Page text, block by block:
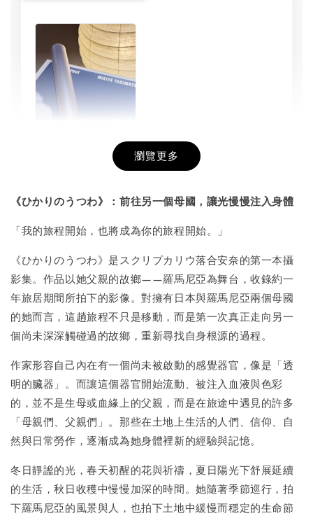
NT$ 50
- +
加入購物車
瀏覽更多
《ひかりのうつわ》：前往另一個母國，讓光慢慢注入身體
「我的旅程開始，也將成為你的旅程開始。」
《ひかりのうつわ》是スクリプカリウ落合安奈的第一本攝
影集。作品以她父親的故鄉——羅馬尼亞為舞台，收錄約一
年旅居期間所拍下的影像。對擁有日本與羅馬尼亞兩個母國
的她而言，這趟旅程不只是移動，而是第一次真正走向另一
個尚未深深觸碰過的故鄉，重新尋找自身根源的過程。
作家形容自己內在有一個尚未被啟動的感覺器官，像是「透
明的臟器」。而讓這個器官開始流動、被注入血液與色彩
的，並不是生母或血緣上的父親，而是在旅途中遇見的許多
「母親們、父親們」。那些在土地上生活的人們、信仰、自
然與日常勞作，逐漸成為她身體裡新的經驗與記憶。
冬日靜謐的光，春天初醒的花與祈禱，夏日陽光下舒展延續
的生活，秋日收穫中慢慢加深的時間。她隨著季節巡行，拍
下羅馬尼亞的風景與人，也拍下土地中緩慢而穩定的生命節